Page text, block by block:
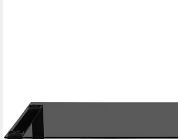
OTTO HOME
Couchtisch Simsbury